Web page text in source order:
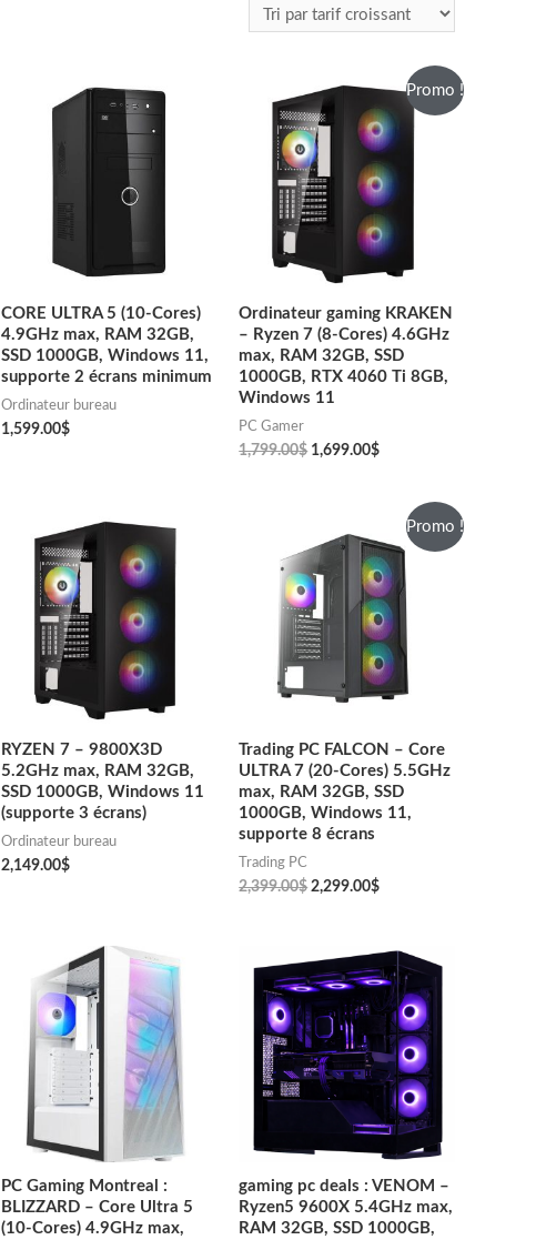
CORE ULTRA 5 (10-Cores)
4.9GHz max, RAM 32GB,
SSD 1000GB, Windows 11,
supporte 2 écrans minimum
Ordinateur bureau
1,599.00$
Promo !
Ordinateur gaming KRAKEN
– Ryzen 7 (8-Cores) 4.6GHz
max, RAM 32GB, SSD
1000GB, RTX 4060 Ti 8GB,
Windows 11
PC Gamer
1,799.00$ 1,699.00$
RYZEN 7 – 9800X3D
5.2GHz max, RAM 32GB,
SSD 1000GB, Windows 11
(supporte 3 écrans)
Ordinateur bureau
2,149.00$
Promo !
Trading PC FALCON – Core
ULTRA 7 (20-Cores) 5.5GHz
max, RAM 32GB, SSD
1000GB, Windows 11,
supporte 8 écrans
Trading PC
2,399.00$ 2,299.00$
PC Gaming Montreal :
BLIZZARD – Core Ultra 5
(10-Cores) 4.9GHz max,
gaming pc deals : VENOM –
Ryzen5 9600X 5.4GHz max,
RAM 32GB, SSD 1000GB,